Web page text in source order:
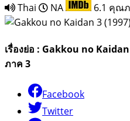
Thai
NA 6.1 คุณ
เรื่องย่อ : Gakkou no
ภาค 3
Facebook
Twitter